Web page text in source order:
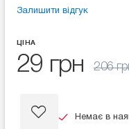
Залишити відгук
ЦІНА
29 грн 206
Немає в